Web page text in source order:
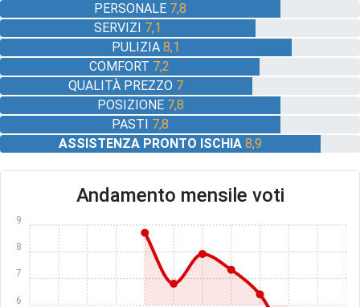
PERSONALE 7,8
SERVIZI 7,1
PULIZIA 8,1
COMFORT 7,2
QUALITÀ PREZZO 7
POSIZIONE 7,8
PASTI 7,8
ASSISTENZA PRONTO ISCHIA 8,9
Andamento mensile voti
6
7
8
9